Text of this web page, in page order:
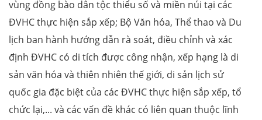
vùng đồng bào dân tộc thiểu số và miền núi tại các
ĐVHC thực hiện sắp xếp; Bộ Văn hóa, Thể thao và Du
lịch ban hành hướng dẫn rà soát, điều chỉnh và xác
định ĐVHC có di tích được công nhận, xếp hạng là di
sản văn hóa và thiên nhiên thế giới, di sản lịch sử
quốc gia đặc biệt của các ĐVHC thực hiện sắp xếp, tổ
chức lại,... và các vấn đề khác có liên quan thuộc lĩnh